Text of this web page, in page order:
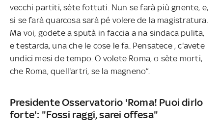
vecchi partiti, sète fottuti. Nun se farà più gnente, e,
si se farà quarcosa sarà pé volere de la magistratura.
Ma voi, godete a sputà in faccia a na sindaca pulita,
e testarda, una che le cose le fa. Pensatece , c'avete
undici mesi de tempo. O volete Roma, o sète morti,
che Roma, quell'artri, se la magneno”.
Presidente Osservatorio 'Roma! Puoi dirlo
forte': "Fossi raggi, sarei offesa"